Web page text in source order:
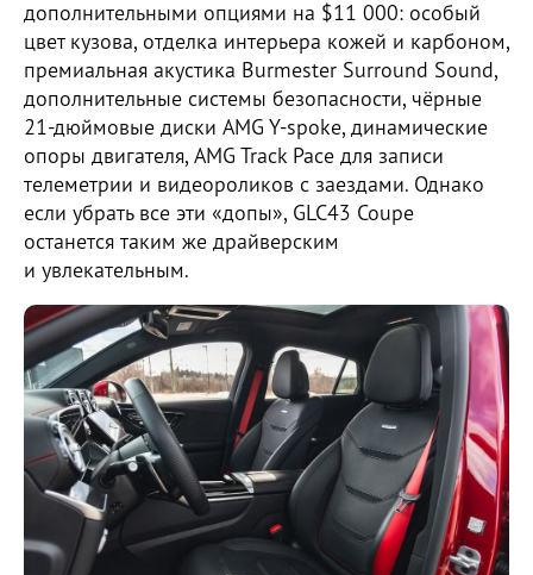
дополнительными опциями на $11 000: особый
цвет кузова, отделка интерьера кожей и карбоном,
премиальная акустика Burmester Surround Sound,
дополнительные системы безопасности, чёрные
21-дюймовые диски AMG Y-spoke, динамические
опоры двигателя, AMG Track Pace для записи
телеметрии и видеороликов с заездами. Однако
если убрать все эти «допы», GLC43 Coupe
останется таким же драйверским
и увлекательным.